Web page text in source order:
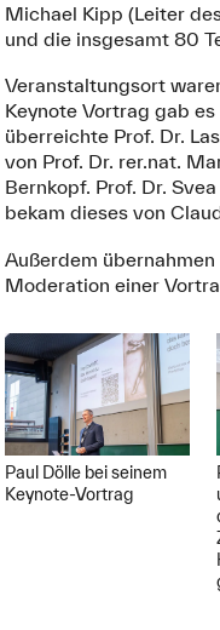
Michael Kipp (Leiter
und die insgesamt 80
Veranstaltungsort
Keynote Vortrag gab
überreichte Prof. Dr.
von Prof. Dr. rer.nat.
Bernkopf. Prof. Dr.
bekam dieses von
Außerdem
Moderation einer
Paul Dölle bei seinem
Keynote-Vortrag